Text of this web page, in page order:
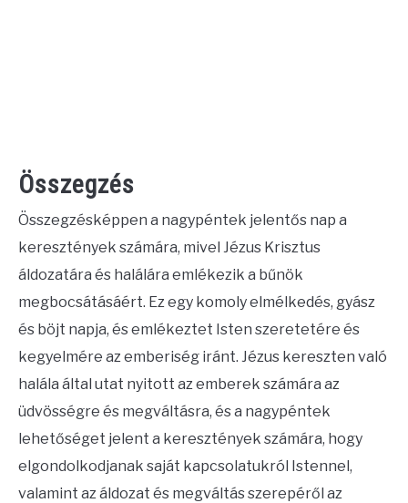
Összegzés
Összegzésképpen a nagypéntek jelentős nap a
keresztények számára, mivel Jézus Krisztus
áldozatára és halálára emlékezik a bűnök
megbocsátásáért. Ez egy komoly elmélkedés, gyász
és böjt napja, és emlékeztet Isten szeretetére és
kegyelmére az emberiség iránt. Jézus kereszten való
halála által utat nyitott az emberek számára az
üdvösségre és megváltásra, és a nagypéntek
lehetőséget jelent a keresztények számára, hogy
elgondolkodjanak saját kapcsolatukról Istennel,
valamint az áldozat és megváltás szerepéről az